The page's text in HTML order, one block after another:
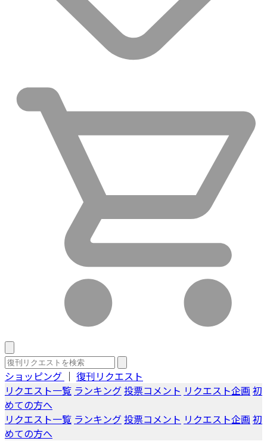
ショッピング ｜ 復刊リクエスト
リクエスト一覧 ランキング投票コメント リクエスト企画 初
めての方へ
リクエスト一覧 ランキング投票コメント リクエスト企画 初
めての方へ